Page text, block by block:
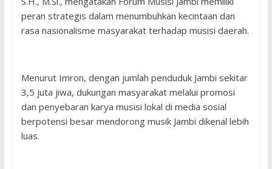
peran strategis dalam menumbuhkan kecintaan dan
rasa nasionalisme masyarakat terhadap musisi daerah.
Menurut Imron, dengan jumlah penduduk Jambi sekitar
3,5 juta jiwa, dukungan masyarakat melalui promosi
dan penyebaran karya musisi lokal di media sosial
berpotensi besar mendorong musik Jambi dikenal lebih
luas.